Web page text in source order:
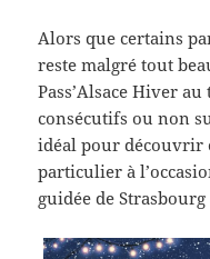
Alors que certains
reste malgré tout
Pass’Alsace Hiver
consécutifs ou non
idéal pour découvrir
particulier à
guidée de